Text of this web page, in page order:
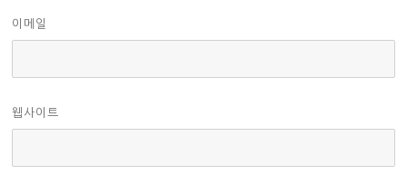
이메일
웹사이트